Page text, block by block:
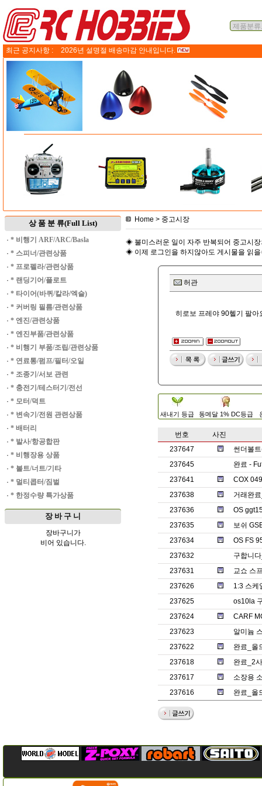
최근 공지사항 : 2026년 설명절 배송마감 안내입니다.
상 품 분 류(Full List)
· * 비행기 ARF/ARC/Basla
· * 스피너/관련상품
· * 프로펠라/관련상품
· * 랜딩기어/플로트
· * 타이어(바퀴/칼라/엑슬)
· * 커버링 필름/관련상품
· * 엔진/관련상품
· * 엔진부품/관련상품
· * 비행기 부품/조립/관련상품
· * 연료통/펌프/필터/오일
· * 조종기/서보 관련
· * 충전기/테스터기/전선
· * 모터/덕트
· * 변속기/전원 관련상품
· * 배터리
· * 발사/항공합판
· * 비행장용 상품
· * 볼트/너트/기타
· * 멀티콥터/짐벌
· * 한정수량 특가상품
장 바 구 니
장바구니가
비어 있습니다.
Home > 중고시장
◈ 불미스러운 일이 자주 반복되어 중고시
◈ 이제 로그인을 하지않아도 게시물을 읽
허관
히로보 프레야 90헬기 팔
새내기 등급 동메달 1% DC등급
번호
사진
237647
썬더볼
237645
완료 -
237641
COX
237638
거래완
237636
OS
237635
보쉬
237634
OS FS
237632
구합니
237631
교쇼 스
237626
1:3 스케
237625
os10la
237624
CARF
237623
알미늄
237622
완료_올
237618
완료_2
237617
소장용
237616
완료_올